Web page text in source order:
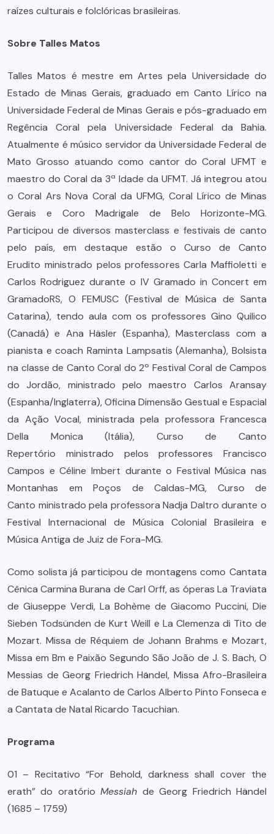
raízes culturais e folclóricas brasileiras.
Sobre Talles Matos
Talles Matos é mestre em Artes pela Universidade do
Estado de Minas Gerais, graduado em Canto Lírico na
Universidade Federal de Minas Gerais e pós-graduado em
Regência Coral pela Universidade Federal da Bahia.
Atualmente é músico servidor da Universidade Federal de
Mato Grosso atuando como cantor do Coral UFMT e
maestro do Coral da 3ª Idade da UFMT. Já integrou atou
o Coral Ars Nova Coral da UFMG, Coral Lírico de Minas
Gerais e Coro Madrigale de Belo Horizonte-MG.
Participou de diversos masterclass e festivais de canto
pelo país, em destaque estão o Curso de Canto
Erudito ministrado pelos professores Carla Maffioletti e
Carlos Rodriguez durante o IV Gramado in Concert em
GramadoRS, O FEMUSC (Festival de Música de Santa
Catarina), tendo aula com os professores Gino Quilico
(Canadá) e Ana Häsler (Espanha), Masterclass com a
pianista e coach Raminta Lampsatis (Alemanha), Bolsista
na classe de Canto Coral do 2º Festival Coral de Campos
do Jordão, ministrado pelo maestro Carlos Aransay
(Espanha/Inglaterra), Oficina Dimensão Gestual e Espacial
da Ação Vocal, ministrada pela professora Francesca
Della Monica (Itália), Curso de Canto
Repertório ministrado pelos professores Francisco
Campos e Céline Imbert durante o Festival Música nas
Montanhas em Poços de Caldas-MG, Curso de
Canto ministrado pela professora Nadja Daltro durante o
Festival Internacional de Música Colonial Brasileira e
Música Antiga de Juiz de Fora-MG.
Como solista já participou de montagens como Cantata
Cênica Carmina Burana de Carl Orff, as óperas La Traviata
de Giuseppe Verdi, La Bohème de Giacomo Puccini, Die
Sieben Todsünden de Kurt Weill e La Clemenza di Tito de
Mozart. Missa de Réquiem de Johann Brahms e Mozart,
Missa em Bm e Paixão Segundo São João de J. S. Bach, O
Messias de Georg Friedrich Händel, Missa Afro-Brasileira
de Batuque e Acalanto de Carlos Alberto Pinto Fonseca e
a Cantata de Natal Ricardo Tacuchian.
Programa
01 – Recitativo “For Behold, darkness shall cover the
erath” do oratórioMessiah de Georg Friedrich Händel
(1685 – 1759)